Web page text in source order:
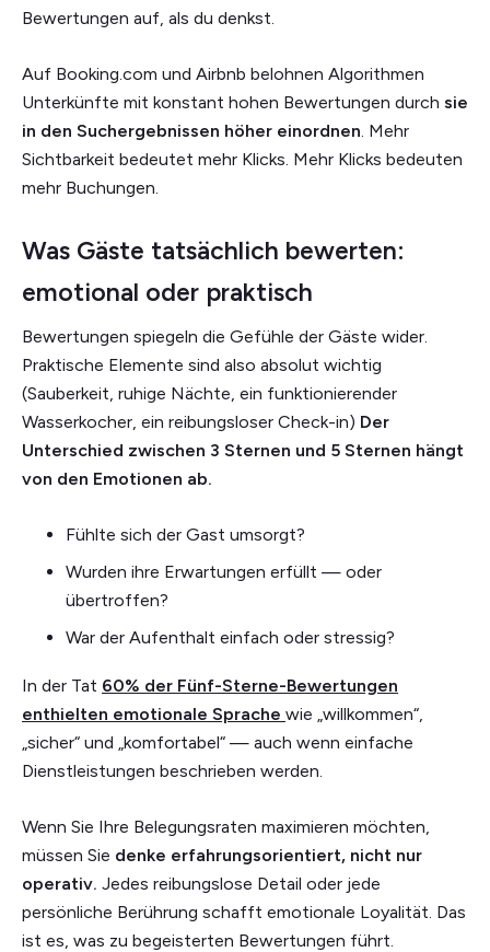
Bewertungen auf, als du denkst.
Auf Booking.com und Airbnb belohnen Algorithmen
Unterkünfte mit konstant hohen Bewertungen durch sie
in den Suchergebnissen höher einordnen. Mehr
Sichtbarkeit bedeutet mehr Klicks. Mehr Klicks bedeuten
mehr Buchungen.
Was Gäste tatsächlich bewerten:
emotional oder praktisch
Bewertungen spiegeln die Gefühle der Gäste wider.
Praktische Elemente sind also absolut wichtig
(Sauberkeit, ruhige Nächte, ein funktionierender
Wasserkocher, ein reibungsloser Check-in) Der
Unterschied zwischen 3 Sternen und 5 Sternen hängt
von den Emotionen ab.
Fühlte sich der Gast umsorgt?
Wurden ihre Erwartungen erfüllt — oder
übertroffen?
War der Aufenthalt einfach oder stressig?
In der Tat 60% der Fünf-Sterne-Bewertungen
enthielten emotionale Sprache wie „willkommen“,
„sicher“ und „komfortabel“ — auch wenn einfache
Dienstleistungen beschrieben werden.
Wenn Sie Ihre Belegungsraten maximieren möchten,
müssen Sie denke erfahrungsorientiert, nicht nur
operativ. Jedes reibungslose Detail oder jede
persönliche Berührung schafft emotionale Loyalität. Das
ist es, was zu begeisterten Bewertungen führt.